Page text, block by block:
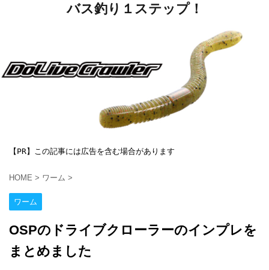
バス釣り１ステップ！
【PR】この記事には広告を含む場合があります
HOME > ワーム >
ワーム
OSPのドライブクローラーのインプレを
まとめました